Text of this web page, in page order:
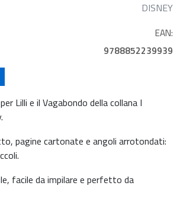
DISNEY
EAN:
9788852239939
Lilli e il Vagabondo della collana I
pagine cartonate e angoli arrotondati:
facile da impilare e perfetto da